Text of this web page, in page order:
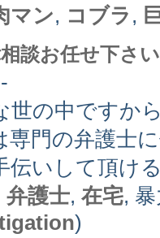
マン, コブラ ,
談お任せ下さ
世の中ですか
専門の弁護士
伝いして頂け
弁護士, 在宅,
)